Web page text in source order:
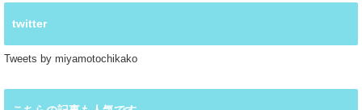
twitter
Tweets by miyamotochikako